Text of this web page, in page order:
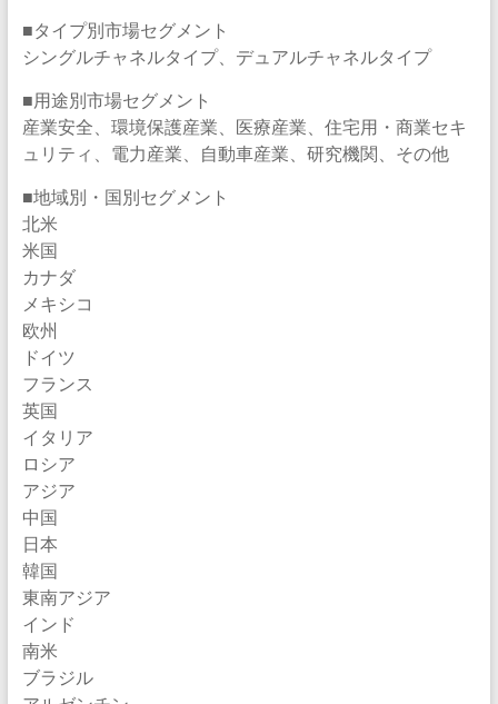
■タイプ別市場セグメント
シングルチャネルタイプ、デュアルチャネルタイプ
■用途別市場セグメント
産業安全、環境保護産業、医療産業、住宅用・商業セキ
ュリティ、電力産業、自動車産業、研究機関、その他
■地域別・国別セグメント
北米
米国
カナダ
メキシコ
欧州
ドイツ
フランス
英国
イタリア
ロシア
アジア
中国
日本
韓国
東南アジア
インド
南米
ブラジル